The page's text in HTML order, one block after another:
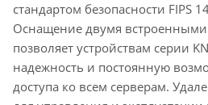
стандартом безопасности FIPS
Оснащение двумя
позволяет устройствам серии
надежность и постоянную
доступа ко всем серверам.